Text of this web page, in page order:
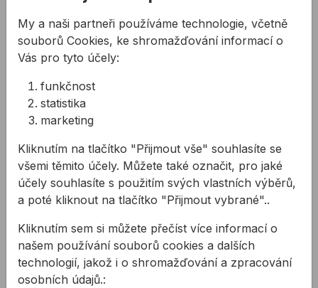
Laserový dálkoměr
STABILA LD 250 BT
Měření a dokumentace s
laserem STABILA LD250
BT jsou velmi
jednoduché
3334,52 Kč/ ks
3 334,52Kč s DPH
Na skladě
Digitální zaměření do 200
m - chytrý způsob
12403,08 Kč /
12 403,08Kč s DPH
Na skladě
My a naši partneři používáme technologie, včetně
souborů Cookies, ke shromažďování informací o
Vás pro tyto účely:
funkčnost
statistika
marketing
Kliknutím na tlačítko "Přijmout vše" souhlasíte se
všemi těmito účely. Můžete také označit, pro jaké
účely souhlasíte s použitím svých vlastních výběrů,
a poté kliknout na tlačítko "Přijmout vybrané"..
Kliknutím sem si můžete přečíst více informací o
našem používání souborů cookies a dalších
technologií, jakož i o shromažďování a zpracování
osobních údajů.: